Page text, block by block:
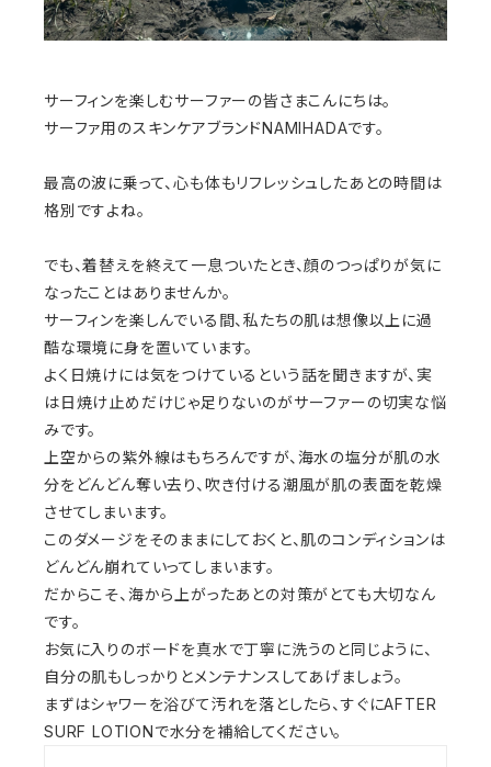
サーフィンを楽しむサーファーの皆さまこんにちは。
サーファ用のスキンケアブランドNAMIHADAです。
最高の波に乗って、心も体もリフレッシュしたあとの時間は
格別ですよね。
でも、着替えを終えて一息ついたとき、顔のつっぱりが気に
なったことはありませんか。
サーフィンを楽しんでいる間、私たちの肌は想像以上に過
酷な環境に身を置いています。
よく日焼けには気をつけているという話を聞きますが、実
は日焼け止めだけじゃ足りないのがサーファーの切実な悩
みです。
上空からの紫外線はもちろんですが、海水の塩分が肌の水
分をどんどん奪い去り、吹き付ける潮風が肌の表面を乾燥
させてしまいます。
このダメージをそのままにしておくと、肌のコンディションは
どんどん崩れていってしまいます。
だからこそ、海から上がったあとの対策がとても大切なん
です。
お気に入りのボードを真水で丁寧に洗うのと同じように、
自分の肌もしっかりとメンテナンスしてあげましょう。
まずはシャワーを浴びて汚れを落としたら、すぐにAFTER
SURF LOTIONで水分を補給してください。